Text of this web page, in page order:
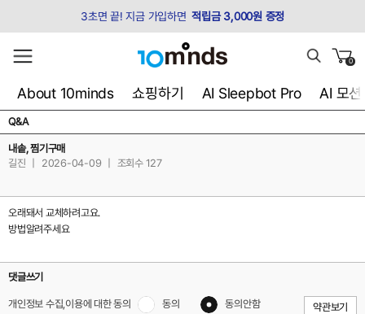
3초면 끝! 지금 가입하면 적립금 3,000원 증정
0
About 10minds 쇼핑하기 AI Sleepbot Pro AI 모션
Q&A
내솥, 찜기구매
길진
2026-04-09 조회수 127
오래돼서 교체하려고요.
방법알려주세요
댓글쓰기
개인정보 수집,이용에 대한 동의 동의 동의안함 약관보기